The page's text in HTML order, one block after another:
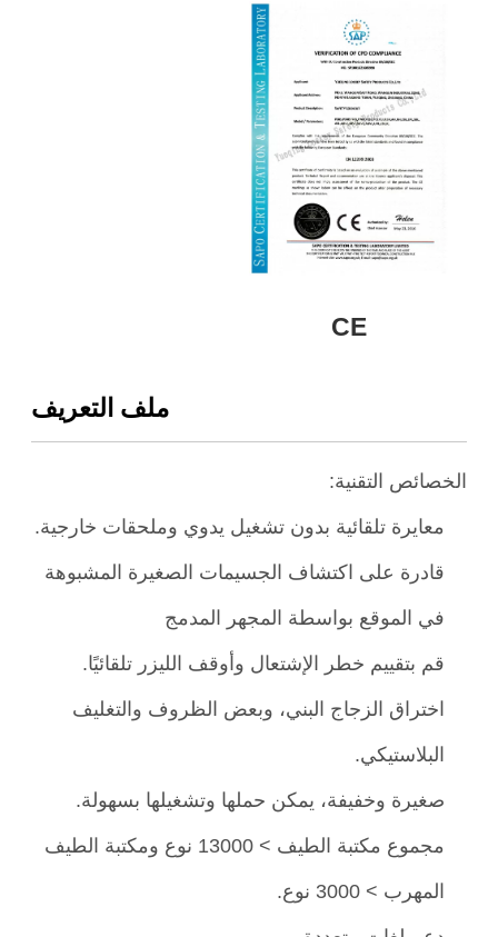
CE
ملف التعريف
الخصائص التقنية:
معايرة تلقائية بدون تشغيل يدوي وملحقات خارجية.
قادرة على اكتشاف الجسيمات الصغيرة المشبوهة
في الموقع بواسطة المجهر المدمج
قم بتقييم خطر الإشتعال وأوقف الليزر تلقائيًا.
اختراق الزجاج البني، وبعض الظروف والتغليف
البلاستيكي.
صغيرة وخفيفة، يمكن حملها وتشغيلها بسهولة.
مجموع مكتبة الطيف > 13000 نوع ومكتبة الطيف
المهرب > 3000 نوع.